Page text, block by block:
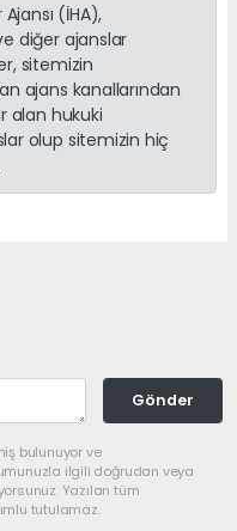
(İHA),
diğer ajanslar
sitemizin
ajans kanallarından
alan hukuki
olup sitemizin hiç
Gönder
bulunuyor ve
ilgili doğrudan veya
Yazılan tüm
tutulamaz.